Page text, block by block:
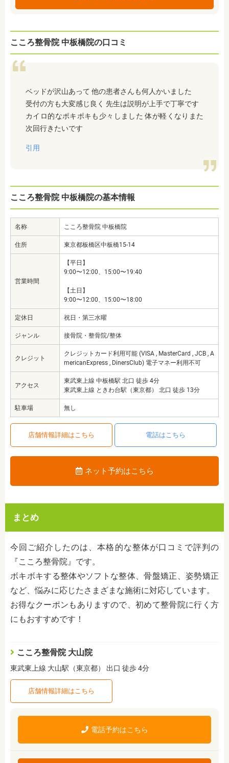
こころ整骨院 中板橋院の口コミ
ベッドが沢山あって 他の患者さんも何人かいました
受付の方も大変感じ良く 先生は説明が上手で丁寧です
カイロ的なポキポキも少々しました 体が軽くなりまた
次回行きたいです
引用
こころ整骨院 中板橋院の基本情報
名称 こころ整骨院 中板橋院
住所 東京都板橋区中板橋15-14
営業時間
【平日】
9:00〜12:00、15:00〜19:40
【土日】
9:00〜12:00、15:00〜18:00
定休日 祝日・第三水曜
ジャンル 接骨院・整骨院/整体
クレジット
クレジットカード利用可能 (VISA , MasterCard , JCB , A
mericanExpress , DinersClub) 電子マネー利用不可
アクセス
東武東上線 中板橋駅 北口 徒歩 4分
東武東上線 ときわ台駅（東京都） 北口 徒歩 13分
駐車場 無し
店舗情報詳細はこちら 電話はこちら
ネット予約はこちら
まとめ
今回ご紹介したのは、本格的な整体が口コミで評判の
『こころ整骨院』です。
ボキボキする整体やソフトな整体、骨盤矯正、姿勢矯正
など、悩みに応じたさまざまな施術に対応しています。
お得なクーポンもありますので、初めて整骨院に行く方
にもおすすめです！
こころ整骨院 大山院
東武東上線 大山駅（東京都） 出口 徒歩 4分
店舗情報詳細はこちら
電話予約はこちら